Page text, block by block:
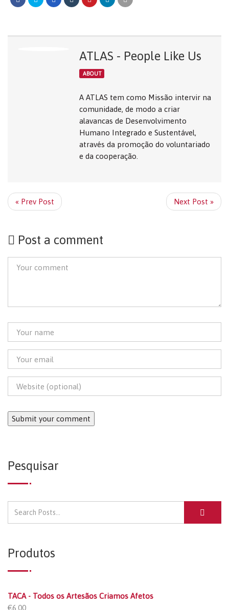
ATLAS - People Like Us
ABOUT
A ATLAS tem como Missão intervir na
comunidade, de modo a criar
alavancas de Desenvolvimento
Humano Integrado e Sustentável,
através da promoção do voluntariado
e da cooperação.
« Prev Post Next Post »
Post a comment
Pesquisar
Produtos
TACA - Todos os Artesãos Criamos Afetos
€6.00